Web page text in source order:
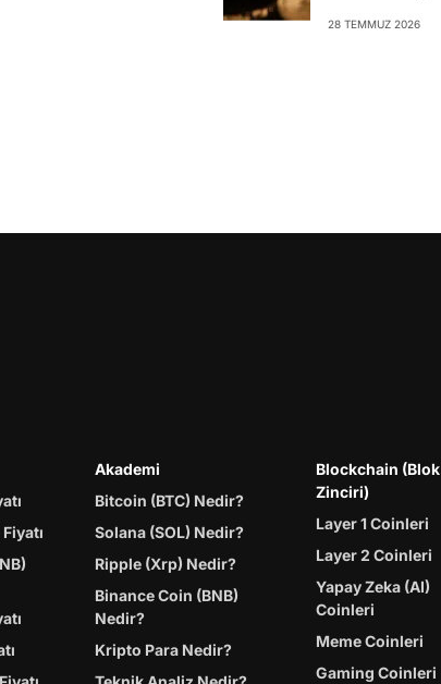
28 TEMMUZ 2026
Akademi
Bitcoin (BTC) Nedir?
Solana (SOL) Nedir?
Ripple (Xrp) Nedir?
Binance Coin (BNB)
Nedir?
Kripto Para Nedir?
Blockchain (Blok
Zinciri)
Layer 1 Coinleri
Layer 2 Coinleri
Yapay Zeka (AI)
Coinleri
Meme Coinleri
Gaming Coinleri